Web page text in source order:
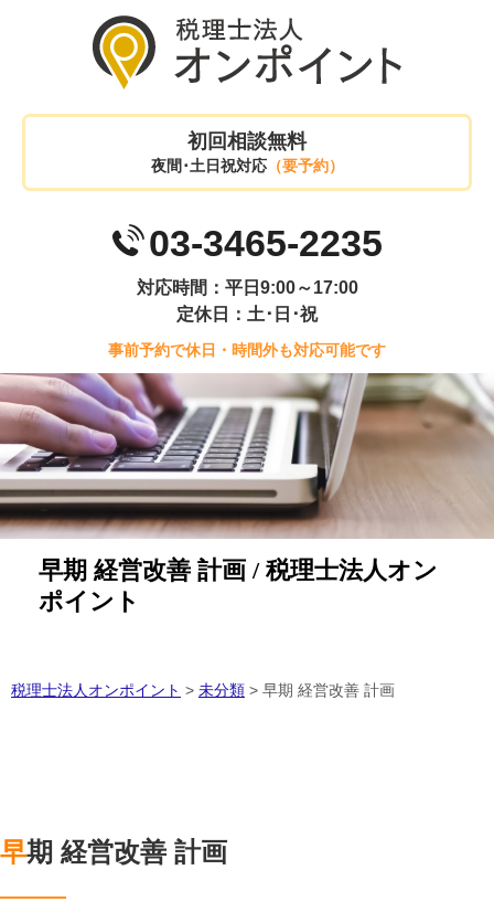
初回相談無料
夜間･土日祝対応（要予約）
03-3465-2235
対応時間：平日9:00～17:00
定休日：土･日･祝
事前予約で休日・時間外も対応可能です
早期 経営改善 計画 / 税理士法人オン
ポイント
税理士法人オンポイント > 未分類 > 早期 経営改善 計画
早期 経営改善 計画